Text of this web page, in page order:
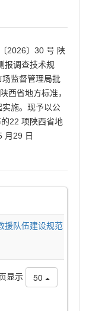
2026〕30 号 陕
报调查技术规
监督管理局批
西省地方标准，
施。现予以公
22 项陕西省地
月29 日
援队伍建设规范
显示
50